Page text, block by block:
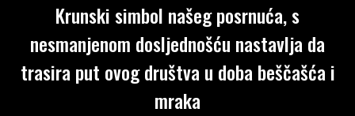
Krunski simbol našeg posrnuća, s
nesmanjenom dosljednošću nastavlja da
trasira put ovog društva u doba beščašća i
mraka